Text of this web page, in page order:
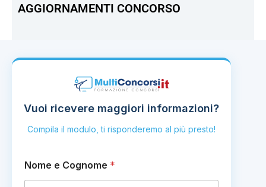
AGGIORNAMENTI CONCORSO
Vuoi ricevere maggiori informazioni?
Compila il modulo, ti risponderemo al più presto!
C
o
Nome e Cognome *